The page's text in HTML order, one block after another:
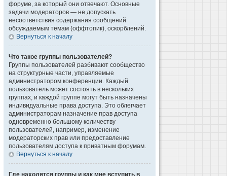
форуме, за который они отвечают. Основные
задачи модераторов — не допускать
несоответствия содержания сообщений
обсуждаемым темам (оффтопик), оскорблений.
Вернуться к началу
Что такое группы пользователей?
Группы пользователей разбивают сообщество
на структурные части, управляемые
администратором конференции. Каждый
пользователь может состоять в нескольких
группах, и каждой группе могут быть назначены
индивидуальные права доступа. Это облегчает
администраторам назначение прав доступа
одновременно большому количеству
пользователей, например, изменение
модераторских прав или предоставление
пользователям доступа к приватным форумам.
Вернуться к началу
Где находятся группы и как мне вступить в